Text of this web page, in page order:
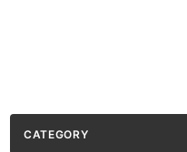
CATEGORY